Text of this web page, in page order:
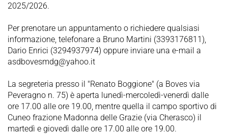
2025/2026.
Per prenotare un appuntamento o richiedere qualsiasi
informazione, telefonare a Bruno Martini (3393176811),
Dario Enrici (3294937974) oppure inviare una e-mail a
asdbovesmdg@yahoo.it
La segreteria presso il "Renato Boggione" (a Boves via
Peveragno n. 75) è aperta lunedì-mercoledì-venerdì dalle
ore 17.00 alle ore 19.00, mentre quella il campo sportivo di
Cuneo frazione Madonna delle Grazie (via Cherasco) il
martedì e giovedì dalle ore 17.00 alle ore 19.00.